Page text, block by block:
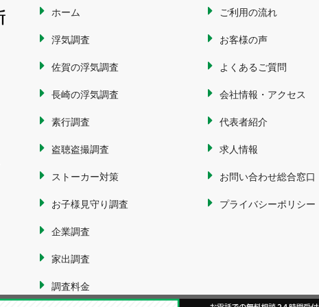
ホーム
浮気調査
佐賀の浮気調査
長崎の浮気調査
素行調査
盗聴盗撮調査
ストーカー対策
お子様見守り調査
企業調査
家出調査
調査料金
ご利用の流れ
お客様の声
よくあるご質問
会社情報・アクセス
代表者紹介
求人情報
お問い合わせ総合窓口
プライバシーポリシー